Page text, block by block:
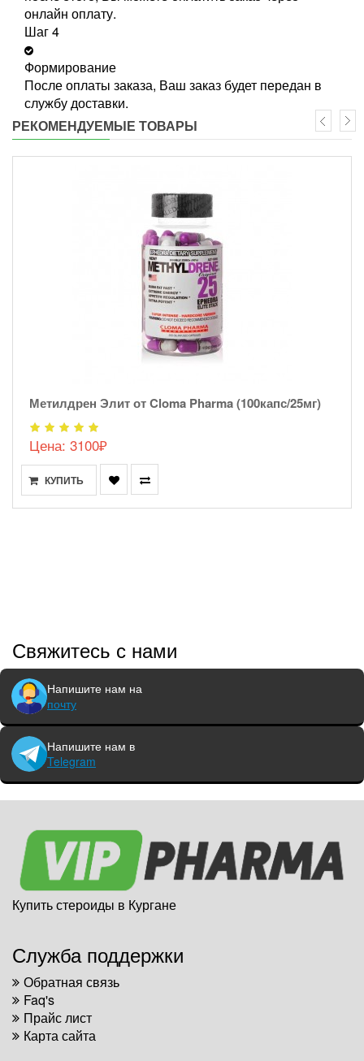
онлайн оплату.
Шаг 4
Формирование
После оплаты заказа, Ваш заказ будет передан в
службу доставки.
РЕКОМЕНДУЕМЫЕ ТОВАРЫ
Метилдрен Элит от Cloma Pharma (100капс/25мг)
Цена: 3100₽
КУПИТЬ
Свяжитесь с нами
Напишите нам на
почту
Напишите нам в
Telegram
Купить стероиды в Кургане
Служба поддержки
Обратная связь
Faq's
Прайс лист
Карта сайта